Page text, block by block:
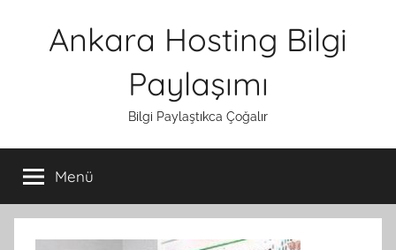
Ankara Hosting Bilgi
Paylaşımı
Bilgi Paylaştıkca Çoğalır
Menü